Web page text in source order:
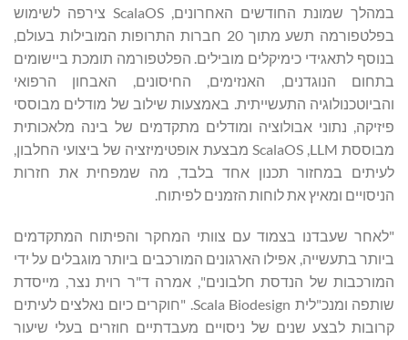
במהלך שמונת החודשים האחרונים, ScalaOS צירפה לשימוש
בפלטפורמה תשע מתוך 20 חברות התרופות המובילות בעולם,
בנוסף לתאגידי כימיקלים מובילים. הפלטפורמה תומכת ביישומים
בתחום הנוגדנים, האנזימים, החיסונים, האבחון הרפואי
והביוטכנולוגיה התעשייתית. באמצעות שילוב של מודלים מבוססי
פיזיקה, נתוני אבולוציה ומודלים מתקדמים של בינה מלאכותית
מבוססת LLM, ‏ScalaOS מבצעת אופטימיזציה של ביצועי החלבון,
לעיתים במחזור תכנון אחד בלבד, מה שמפחית את חזרות
הניסויים ומאיץ את לוחות הזמנים לפיתוח.
"לאחר שעבדנו בצמוד עם צוותי המחקר והפיתוח המתקדמים
ביותר בתעשייה, אפילו הארגונים המורכבים ביותר מוגבלים על ידי
המורכבות של הנדסת חלבונים", אמרה ד"ר רוית נצר, מייסדת
שותפה ומנכ"לית Scala Biodesign. "חוקרים כיום נאלצים לעיתים
קרובות לבצע שנים של ניסויים מעבדתיים חוזרים בעלי שיעור